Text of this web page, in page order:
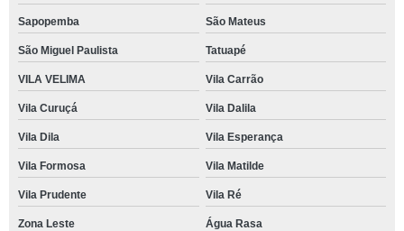
Sapopemba São Mateus
São Miguel Paulista Tatuapé
VILA VELIMA Vila Carrão
Vila Curuçá Vila Dalila
Vila Dila Vila Esperança
Vila Formosa Vila Matilde
Vila Prudente Vila Ré
Zona Leste
Água Rasa